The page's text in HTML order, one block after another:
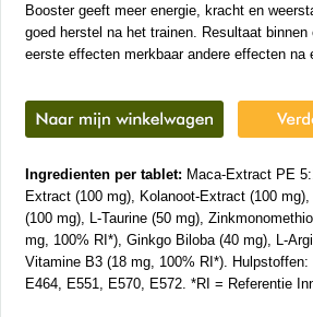
Booster geeft meer energie, kracht en
goed herstel na het trainen. Resultaat binnen
eerste effecten merkbaar andere effecten na
Ingredienten per tablet: Maca-Extract PE
Extract (100 mg), Kolanoot-Extract (100
(100 mg), L-Taurine (50 mg),
mg, 100% RI*), Ginkgo Biloba (40 mg), L-
Vitamine B3 (18 mg, 100% RI*). Hulpstoffen:
E464, E551, E570, E572. *RI = Referentie